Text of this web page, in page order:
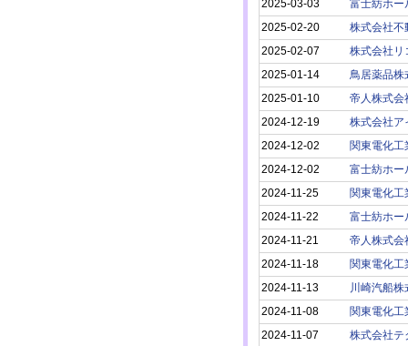
2025-03-03
富士紡ホー
2025-02-20
株式会社不
2025-02-07
株式会社リ
2025-01-14
鳥居薬品株
2025-01-10
帝人株式会
2024-12-19
株式会社ア
2024-12-02
関東電化工
2024-12-02
富士紡ホー
2024-11-25
関東電化工
2024-11-22
富士紡ホー
2024-11-21
帝人株式会
2024-11-18
関東電化工
2024-11-13
川崎汽船株
2024-11-08
関東電化工
2024-11-07
株式会社テ